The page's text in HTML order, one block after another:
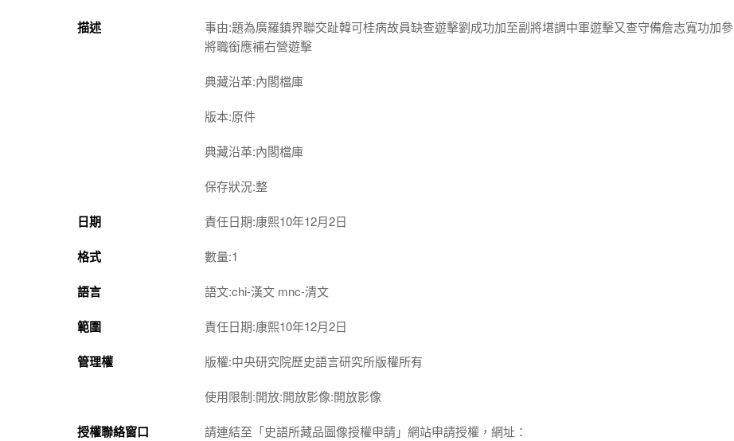
描述
事由:題為廣羅鎮界聯交趾韓可桂病故員缺查遊擊劉成功加至副將堪調中軍遊擊又查守備詹志寬功加參
將職銜應補右營遊擊
典藏沿革:內閣檔庫
版本:原件
典藏沿革:內閣檔庫
保存狀況:整
日期 責任日期:康熙10年12月2日
格式 數量:1
語言 語文:chi-漢文 mnc-清文
範圍 責任日期:康熙10年12月2日
管理權 版權:中央研究院歷史語言研究所版權所有
使用限制:開放:開放影像:開放影像
授權聯絡窗口
請連結至「史語所藏品圖像授權申請」網站申請授權，網址：